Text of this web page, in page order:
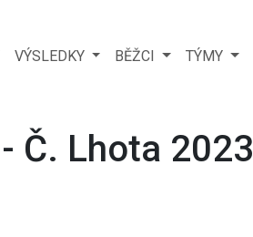
VÝSLEDKY BĚŽCI TÝMY
Č. Lhota 2023